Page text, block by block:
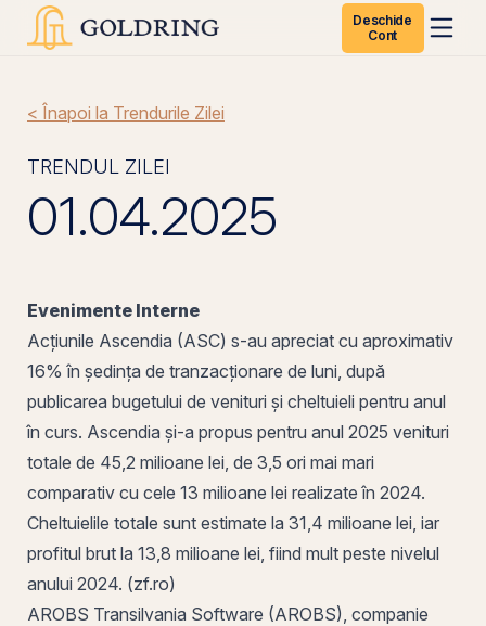
Deschide
Cont
< Înapoi la Trendurile Zilei
TRENDUL ZILEI
01.04.2025
Evenimente Interne
Acțiunile Ascendia (ASC) s-au apreciat cu aproximativ
16% în ședința de tranzacționare de luni, după
publicarea bugetului de venituri și cheltuieli pentru anul
în curs. Ascendia și-a propus pentru anul 2025 venituri
totale de 45,2 milioane lei, de 3,5 ori mai mari
comparativ cu cele 13 milioane lei realizate în 2024.
Cheltuielile totale sunt estimate la 31,4 milioane lei, iar
profitul brut la 13,8 milioane lei, fiind mult peste nivelul
anului 2024. (zf.ro)
AROBS Transilvania Software (AROBS), companie